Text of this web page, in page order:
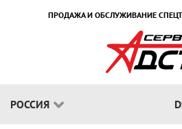
ПРОДАЖА И ОБСЛУЖИВАНИЕ
РОССИЯ